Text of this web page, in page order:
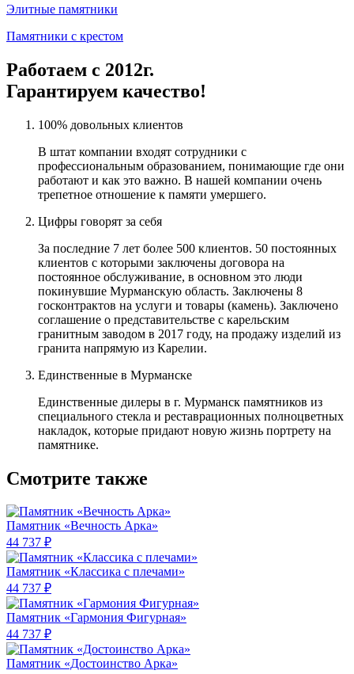
Элитные памятники
Памятники с крестом
Работаем с 2012г.
Гарантируем качество!
100% довольных клиентов
В штат компании входят сотрудники с
профессиональным образованием, понимающие где они
работают и как это важно. В нашей компании очень
трепетное отношение к памяти умершего.
Цифры говорят за себя
За последние 7 лет более 500 клиентов. 50 постоянных
клиентов с которыми заключены договора на
постоянное обслуживание, в основном это люди
покинувшие Мурманскую область. Заключены 8
госконтрактов на услуги и товары (камень). Заключено
соглашение о представительстве с карельским
гранитным заводом в 2017 году, на продажу изделий из
гранита напрямую из Карелии.
Единственные в Мурманске
Единственные дилеры в г. Мурманск памятников из
специального стекла и реставрационных полноцветных
накладок, которые придают новую жизнь портрету на
памятнике.
Смотрите также
Памятник «Вечность Арка»
44 737 ₽
Памятник «Классика c плечами»
44 737 ₽
Памятник «Гармония Фигурная»
44 737 ₽
Памятник «Достоинство Арка»